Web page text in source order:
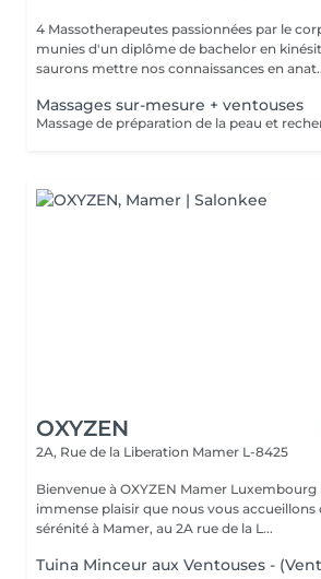
4 Massotherapeutes passionnées par le
munies d'un diplôme de bachelor en
saurons mettre nos connaissances en
Massages sur-mesure + ventouses
OXYZEN
2A, Rue de la Liberation Mamer L-8425
Bienvenue à OXYZEN Mamer Luxembourg ! C'est avec
immense plaisir que nous vous accueillons
sérénité à Mamer, au 2A rue de la L...
Tuina Minceur aux Ventouses -